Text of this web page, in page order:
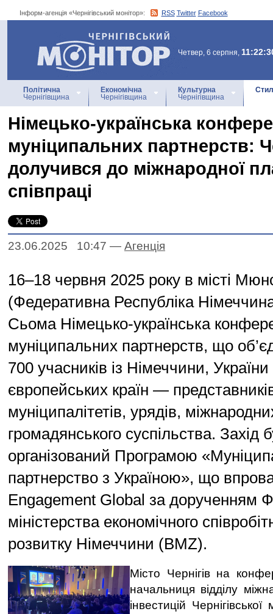
Інформ-агенція «Чернігівський монітор»: RSS Twitter Facebook
Інформ-агенція
«Чернігівський монітор»
Четвер, 6 серпня,
Політична
Чернігівщина
Економічна
Чернігівщина
Культурна
Чернігівщина
Німецько-українська
муніципальних партнерств:
долучився до міжнародної
співпраці
23.06.2025 10:47 — Агенцiя
16–18 червня 2025 року в місті
(Федеративна Республіка
Сьома Німецько-українська
муніципальних партнерств, що
700 учасників із Німеччини,
європейських країн —
муніципалітетів, урядів,
громадянського суспільства. Захід
організований Програмою
партнерство з Україною», що
Engagement Global за дорученням
міністерства економічного
розвитку Німеччини (BMZ).
Місто Чернігів на
начальниця відділу
інвестицій